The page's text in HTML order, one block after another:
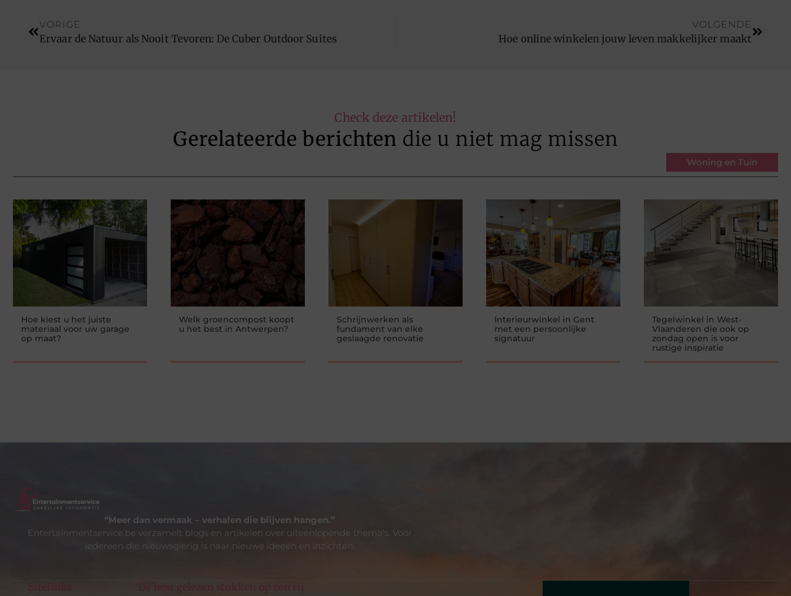
VORIGE
Ervaar de Natuur als Nooit Tevoren: De Cuber Outdoor Suites
VOLGENDE
Hoe online winkelen jouw leven makkelijker maakt
Check deze artikelen!
Gerelateerde berichten die u niet mag missen
Woning en Tuin
Hoe kiest u het juiste
materiaal voor uw garage
op maat?
Welk groencompost koopt
u het best in Antwerpen?
Schrijnwerken als
fundament van elke
geslaagde renovatie
Interieurwinkel in Gent
met een persoonlijke
signatuur
Tegelwinkel in West-
Vlaanderen die ook op
zondag open is voor
rustige inspiratie
“Meer dan vermaak – verhalen die blijven hangen.”
Entertainmentservice.be verzamelt blogs en artikelen over uiteenlopende thema’s. Voor
iedereen die nieuwsgierig is naar nieuwe ideeën en inzichten.